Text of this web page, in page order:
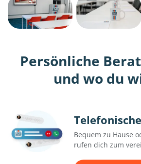
Persönliche
und wo du
Bequem zu Hause
rufen dich zum